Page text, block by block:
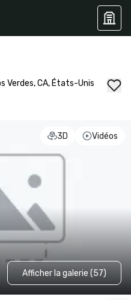
Verdes, CA, États-Unis
3D Vidéos
Afficher la galerie (57)